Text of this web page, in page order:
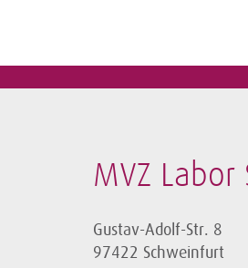
MVZ
Gustav-Adolf-Str. 8
97422 Schweinfurt